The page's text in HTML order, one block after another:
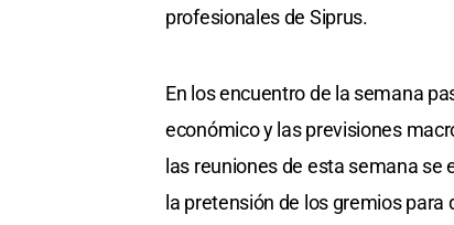
profesionales de Siprus.
En los encuentro de la semana
económico y las previsiones
las reuniones de esta semana se
la pretensión de los gremios para